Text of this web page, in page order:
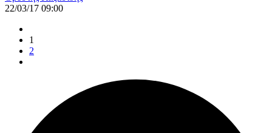
22/03/17 09:00
1
2